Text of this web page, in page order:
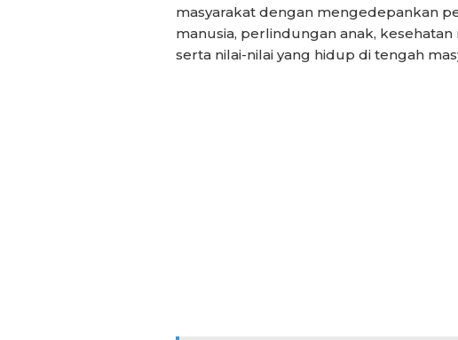
masyarakat dengan mengedepankan
manusia, perlindungan anak,
serta nilai-nilai yang hidup di tengah